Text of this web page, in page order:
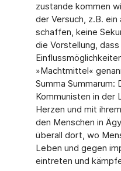
zustande kommen
der Versuch, z.B.
schaffen, keine
die Vorstellung,
»Machtmittel«
Summa Summarum:
Kommunisten in der
Herzen und mit
den Menschen in
überall dort, wo
Leben und gegen
eintreten und